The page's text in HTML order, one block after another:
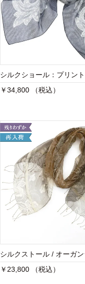
シルクショール：プリン
￥34,800 （税込）
シルクストール / オーガ
￥23,800 （税込）